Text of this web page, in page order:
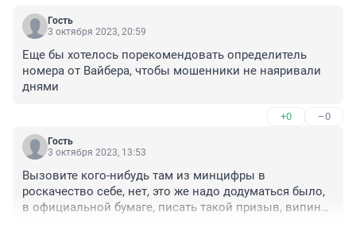
Гость
3 октября 2023, 20:59
Еще бы хотелось порекомендовать определитель
номера от Вайбера, чтобы мошенники не наяривали
днями
+0 –0
Гость
3 октября 2023, 13:53
Вызовите кого-нибудь там из минцифры в
роскачество себе, нет, это же надо додуматься было,
в официальной бумаге, писать такой призыв, випине